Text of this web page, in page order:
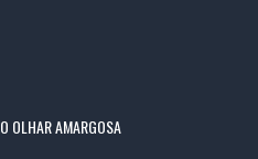
OLHAR AMARGOSA